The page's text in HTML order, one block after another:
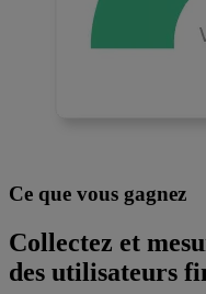
Ce que vous gagnez
Collectez et
des utilisateurs